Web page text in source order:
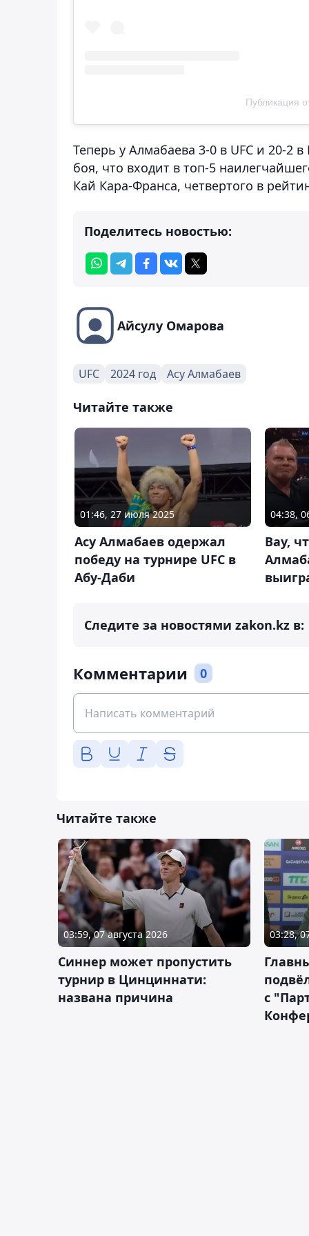
Публикация
Теперь у Алмабаева 3-0 в UFC и 20-
боя, что входит в топ-5
Кай Кара-Франса, четвертого в
Поделитесь новостью:
Айсулу Омарова
UFC 2024 год Асу Алмабаев
Читайте также
01:46, 27 июля 2025
Асу Алмабаев одержал
победу на турнире UFC в
Абу-Даби
04:38,
Вау,
Следите за новостями zakon.kz в:
Комментарии 0
Читайте также
03:59, 07 августа 2026
Синнер может пропустить
турнир в Цинциннати:
названа причина
03:28,
с